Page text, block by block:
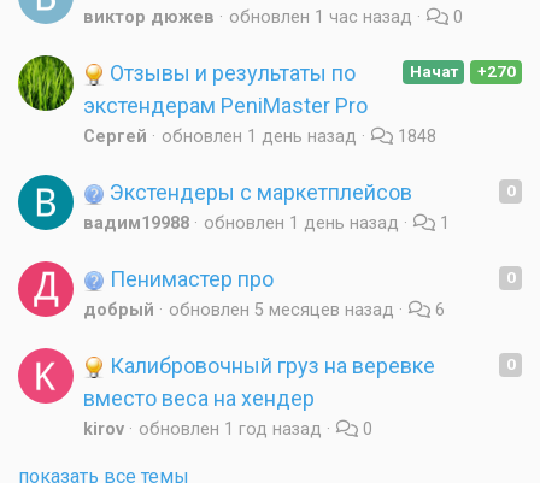
виктор дюжев обновлен 1 час назад 0
+270
Начат
Отзывы и результаты по
экстендерам PeniMaster Pro
Cеpгей обновлен 1 день назад 1848
0
Экстендеры с маркетплейсов
вадим19988 обновлен 1 день назад 1
0
Пенимастер про
добрый обновлен 5 месяцев назад 6
0
Калибровочный груз на веревке
вместо веса на хендер
kirov обновлен 1 год назад 0
показать все темы